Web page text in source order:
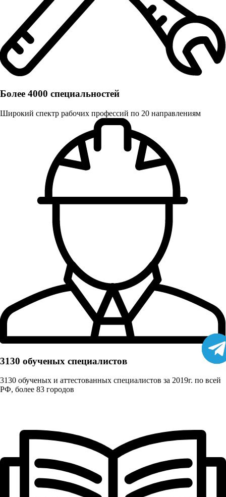
Более 4000 специальностей
Широкий спектр рабочих профессий по 20 направлениям
3130 обученых cпециалистов
3130 обученых и аттестованных специалистов за 2019г. по всей
РФ, более 83 городов